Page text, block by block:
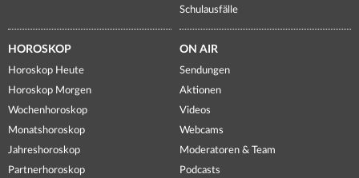
Schulausfälle
HOROSKOP
Horoskop Heute
Horoskop Morgen
Wochenhoroskop
Monatshoroskop
Jahreshoroskop
Partnerhoroskop
ON AIR
Sendungen
Aktionen
Videos
Webcams
Moderatoren & Team
Podcasts